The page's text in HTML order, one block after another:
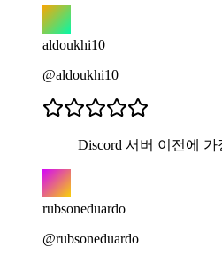
aldoukhi10
@aldoukhi10
Discord 서버 이전에
rubsoneduardo
@rubsoneduardo